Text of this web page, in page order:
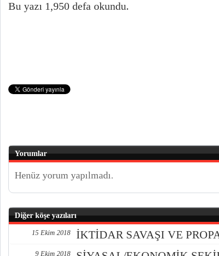
Bu yazı 1,950 defa okundu.
Yorumlar
Henüz yorum yapılmadı.
Diğer köşe yazıları
15 Ekim 2018 İKTİDAR SAVAŞI VE
9 Ekim 2018